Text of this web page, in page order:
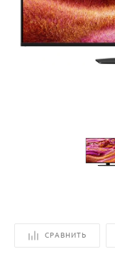
СРАВНИТЬ